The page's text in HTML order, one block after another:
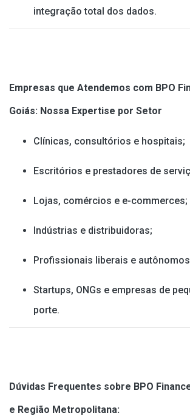
integração total dos dados.
Empresas que Atendemos com BPO
Goiás: Nossa Expertise por Setor
Clínicas, consultórios e hospitais;
Escritórios e prestadores de
Lojas, comércios e e-commerces;
Indústrias e distribuidoras;
Profissionais liberais e
Startups, ONGs e empresas de
porte.
Dúvidas Frequentes sobre BPO
e Região Metropolitana: